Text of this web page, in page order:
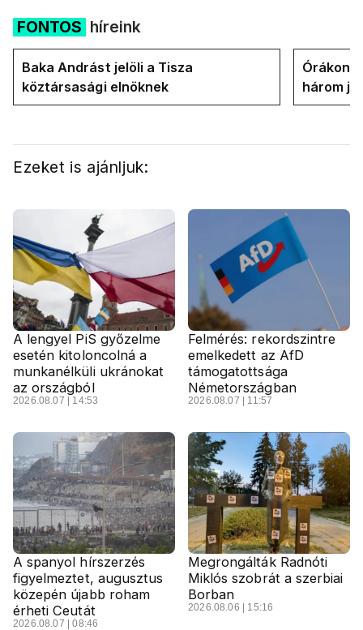
FONTOS híreink
Baka Andrást jelöli a Tisza
köztársasági elnöknek
Órákon
három
államfőt
Ezeket is ajánljuk:
A lengyel PiS győzelme
esetén kitoloncolná a
munkanélküli ukránokat
az országból
2026.08.07 | 14:53
Felmérés: rekordszintre
emelkedett az AfD
támogatottsága
Németországban
2026.08.07 | 11:57
A spanyol hírszerzés
figyelmeztet, augusztus
közepén újabb roham
érheti Ceutát
2026.08.07 | 08:46
Megrongálták Radnóti
Miklós szobrát a szerbiai
Borban
2026.08.06 | 15:16